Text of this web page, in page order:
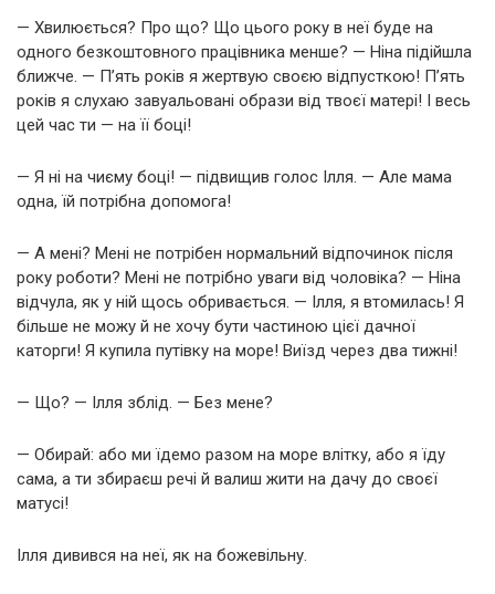
— Хвилюється? Про що? Що цього року в неї буде на
одного безкоштовного працівника менше? — Ніна підійшла
ближче. — П’ять років я жертвую своєю відпусткою! П’ять
років я слухаю завуальовані образи від твоєї матері! І весь
цей час ти — на її боці!
— Я ні на чиєму боці! — підвищив голос Ілля. — Але мама
одна, їй потрібна допомога!
— А мені? Мені не потрібен нормальний відпочинок після
року роботи? Мені не потрібно уваги від чоловіка? — Ніна
відчула, як у ній щось обривається. — Ілля, я втомилась! Я
більше не можу й не хочу бути частиною цієї дачної
каторги! Я купила путівку на море! Виїзд через два тижні!
— Що? — Ілля зблід. — Без мене?
— Обирай: або ми їдемо разом на море влітку, або я їду
сама, а ти збираєш речі й валиш жити на дачу до своєї
матусі!
Ілля дивився на неї, як на божевільну.